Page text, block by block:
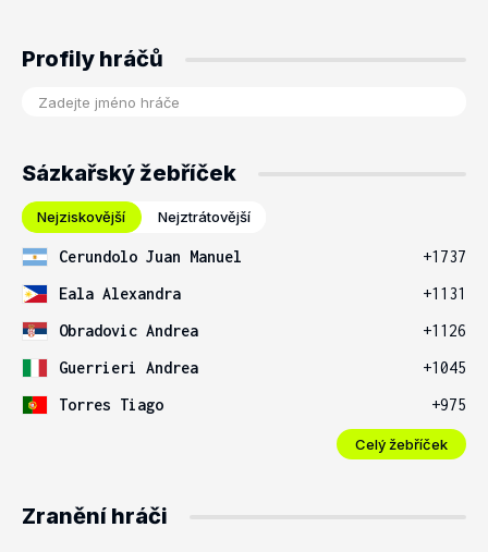
Profily hráčů
Sázkařský žebříček
Nejziskovější Nejztrátovější
Cerundolo Juan Manuel
+1737
Eala Alexandra
+1131
Obradovic Andrea
+1126
Guerrieri Andrea
+1045
Torres Tiago
+975
Celý žebříček
Zranění hráči